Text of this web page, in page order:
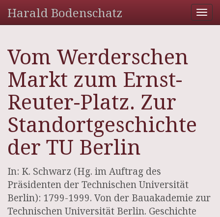
Harald Bodenschatz
Vom Werderschen
Markt zum Ernst-
Reuter-Platz. Zur
Standortgeschichte
der TU Berlin
In: K. Schwarz (Hg. im Auftrag des
Präsidenten der Technischen Universität
Berlin): 1799-1999. Von der Bauakademie zur
Technischen Universität Berlin. Geschichte